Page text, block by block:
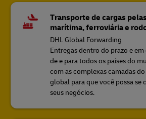
Transporte de cargas
marítima, ferroviária e
DHL Global Forwarding
Entregas dentro do prazo e
de e para todos os países do
com as complexas camadas
global para que você possa se
seus negócios.